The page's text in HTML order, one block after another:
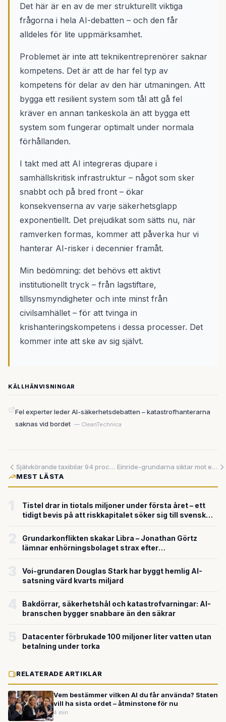
Det här är en av de mer strukturellt viktiga
frågorna i hela AI-debatten – och den får
alldeles för lite uppmärksamhet.
Problemet är inte att teknikentreprenörer saknar
kompetens. Det är att de har fel typ av
kompetens för delar av den här utmaningen. Att
bygga ett resilient system som tål att gå fel
kräver en annan tankeskola än att bygga ett
system som fungerar optimalt under normala
förhållanden.
I takt med att AI integreras djupare i
samhällskritisk infrastruktur – något som sker
snabbt och på bred front – ökar
konsekvenserna av varje säkerhetsglapp
exponentiellt. Det prejudikat som sätts nu, när
ramverken formas, kommer att påverka hur vi
hanterar AI-risker i decennier framåt.
Min bedömning: det behövs ett aktivt
institutionellt tryck – från lagstiftare,
tillsynsmyndigheter och inte minst från
civilsamhället – för att tvinga in
krishanteringskompetens i dessa processer. Det
kommer inte att ske av sig självt.
KÄLLHÄNVISNINGAR
Fel experter leder AI-säkerhetsdebatten – katastrofhanterarna
saknas vid bordet — CleanTechnica
Självkörande taxibilar 94 procent säkrare än mänskliga förare – nu öppnar Waymo för alla i Nashville
Einride-grundarna siktar mot ett grundlager för framtidens sammanlänkade intelligens
MEST LÄSTA
Tistel drar in tiotals miljoner under första året – ett
tidigt bevis på att riskkapitalet söker sig till svensk
Grundarkonflikten skakar Libra – Jonathan Görtz
lämnar enhörningsbolaget strax efter
Voi-grundaren Douglas Stark har byggt hemlig AI-
satsning värd kvarts miljard
Bakdörrar, säkerhetshål och katastrofvarningar: AI-
branschen bygger snabbare än den säkrar
Datacenter förbrukade 100 miljoner liter vatten utan
betalning under torka
RELATERADE ARTIKLAR
Vem bestämmer vilken AI du får använda? Staten
vill ha sista ordet – åtminstone för nu
4 min